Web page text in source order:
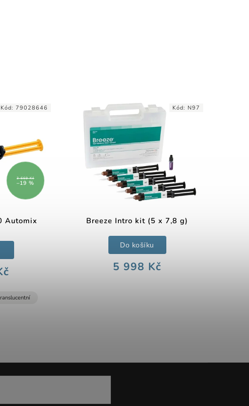
3 669 Kč
–19 %
Automix
Kód: 79028646
Breeze Intro kit (5 x 7,8 g)
5 998 Kč
Do košíku
Kód: N97